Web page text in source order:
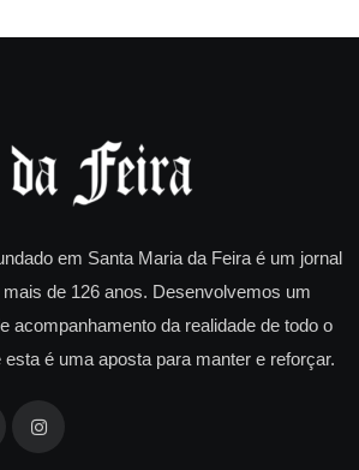
em Santa Maria da Feira é um jornal
de 126 anos. Desenvolvemos um
acompanhamento da realidade de todo o
é uma aposta para manter e reforçar.